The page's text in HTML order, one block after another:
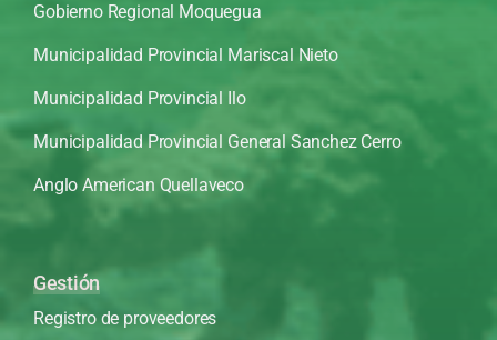
Gobierno Regional Moquegua
Municipalidad Provincial Mariscal Nieto
Municipalidad Provincial Ilo
Municipalidad Provincial General Sanchez Cerro
Anglo American Quellaveco
Gestión
Registro de proveedores